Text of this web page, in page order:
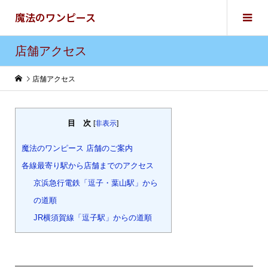
魔法のワンピース
店舗アクセス
店舗アクセス
目 次 [非表示]
魔法のワンピース 店舗のご案内
各線最寄り駅から店舗までのアクセス
京浜急行電鉄「逗子・葉山駅」から
の道順
JR横須賀線「逗子駅」からの道順